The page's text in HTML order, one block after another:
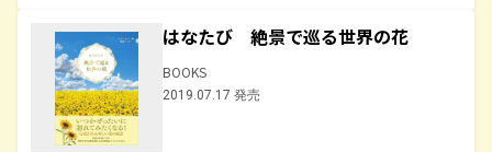
はなたび 絶景で巡る世界の花
BOOKS
2019.07.17 発売